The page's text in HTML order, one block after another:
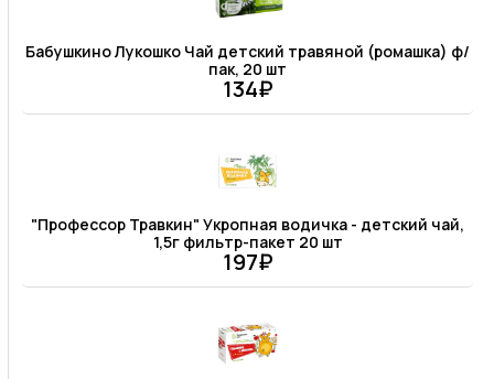
Бабушкино Лукошко Чай детский травяной (ромашка) ф/
пак, 20 шт
134₽
"Профессор Травкин" Укропная водичка - детский чай,
1,5г фильтр-пакет 20 шт
197₽